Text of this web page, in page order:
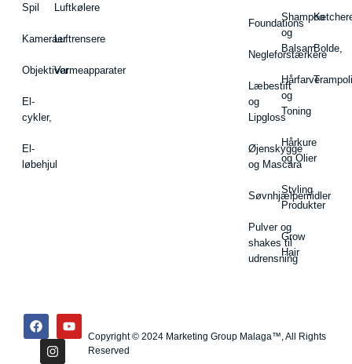
Spil
Kameraer
Objektiver
El-
cykler,
El-
løbehjul
Luftkølere
Luftrensere
Varmeapparater
Foundations
Negleforstærkere
Læbestift
og
Lipgloss
Øjenskygge
og Mascara
Søvnhjælpemidler
Pulver og
shakes til
udrensning
Shampoo
og
Balsam
Hårfarve
og
Toning
Hårkure
og Olier
Styling
Produkter
Grow
Hair
Bolde,
Copyright © 2024 Marketing Group Malaga™, All Rights
Reserved